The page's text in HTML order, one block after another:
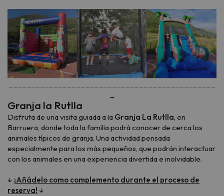
Granja la Rutlla
Disfruta de una visita guiada a la Granja La Rutlla, en
Barruera, donde toda la familia podrá conocer de cerca los
animales típicos de granja. Una actividad pensada
especialmente para los más pequeños, que podrán interactuar
con los animales en una experiencia divertida e inolvidable.
↓ ¡Añádelo como complemento durante el proceso de
reserva! ↓